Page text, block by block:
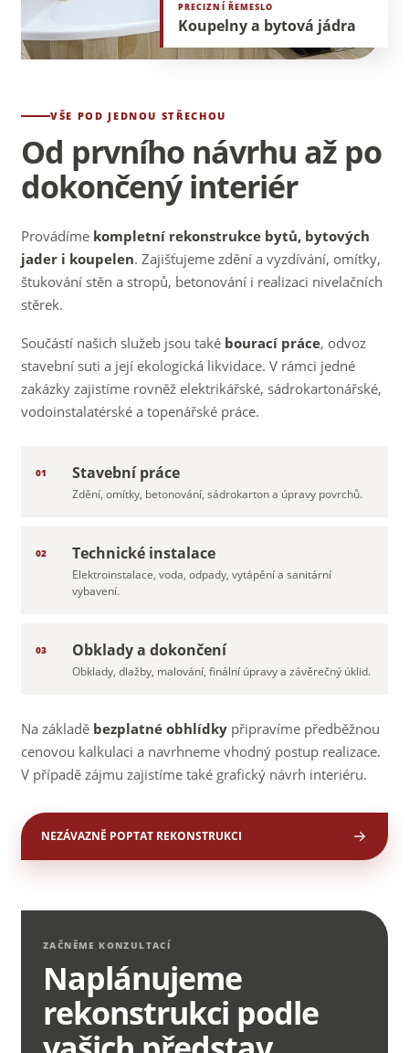
PRECIZNÍ ŘEMESLO
Koupelny a bytová jádra
VŠE POD JEDNOU STŘECHOU
Od prvního návrhu až po
dokončený interiér
Provádíme kompletní rekonstrukce bytů, bytových
jader i koupelen. Zajišťujeme zdění a vyzdívání, omítky,
štukování stěn a stropů, betonování i realizaci nivelačních
stěrek.
Součástí našich služeb jsou také bourací práce, odvoz
stavební suti a její ekologická likvidace. V rámci jedné
zakázky zajistíme rovněž elektrikářské, sádrokartonářské,
vodoinstalatérské a topenářské práce.
01 Stavební práce
Zdění, omítky, betonování, sádrokarton a úpravy povrchů.
02 Technické instalace
Elektroinstalace, voda, odpady, vytápění a sanitární
vybavení.
03 Obklady a dokončení
Obklady, dlažby, malování, finální úpravy a závěrečný úklid.
Na základě bezplatné obhlídky připravíme předběžnou
cenovou kalkulaci a navrhneme vhodný postup realizace.
V případě zájmu zajistíme také grafický návrh interiéru.
NEZÁVAZNĚ POPTAT REKONSTRUKCI
ZAČNĚME KONZULTACÍ
Naplánujeme
rekonstrukci podle